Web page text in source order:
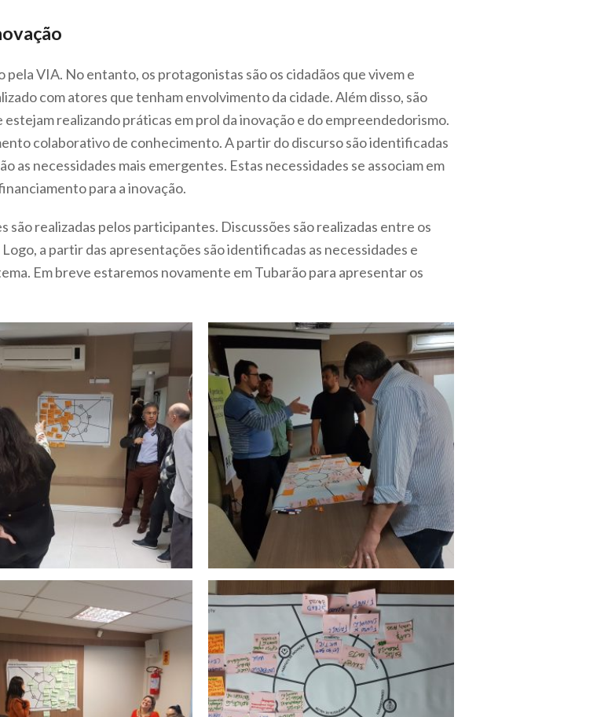
VIA. No entanto, os protagonistas são os cidadãos que vivem e
com atores que tenham envolvimento da cidade. Além disso, são
estejam realizando práticas em prol da inovação e do empreendedorismo.
colaborativo de conhecimento. A partir do discurso são identificadas
as necessidades mais emergentes. Estas necessidades se associam em
para a inovação.
são realizadas pelos participantes. Discussões são realizadas entre os
a partir das apresentações são identificadas as necessidades e
Em breve estaremos novamente em Tubarão para apresentar os